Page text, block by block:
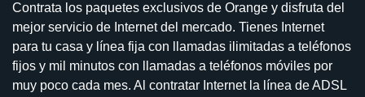
Contrata los paquetes exclusivos de Orange y disfruta del
mejor servicio de Internet del mercado. Tienes Internet
para tu casa y línea fija con llamadas ilimitadas a teléfonos
fijos y mil minutos con llamadas a teléfonos móviles por
muy poco cada mes. Al contratar Internet la línea de ADSL